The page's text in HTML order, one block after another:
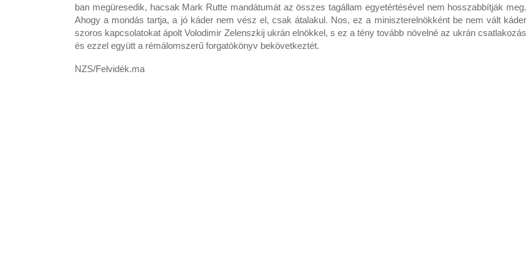
ban megüresedik, hacsak Mark Rutte mandátumát az összes tagállam egyetértésével nem hosszabbítják meg.
Ahogy a mondás tartja, a jó káder nem vész el, csak átalakul. Nos, ez a miniszterelnökként be nem vált káder
szoros kapcsolatokat ápolt Volodimir Zelenszkij ukrán elnökkel, s ez a tény tovább növelné az ukrán csatlakozás
és ezzel együtt a rémálomszerű forgatókönyv bekövetkeztét.
NZS/Felvidék.ma